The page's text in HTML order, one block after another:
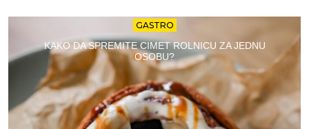
GASTRO
KAKO DA SPREMITE CIMET ROLNICU ZA JEDNU
OSOBU?